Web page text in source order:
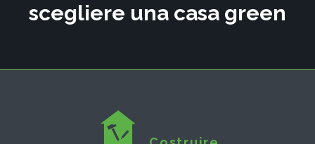
scegliere una casa green